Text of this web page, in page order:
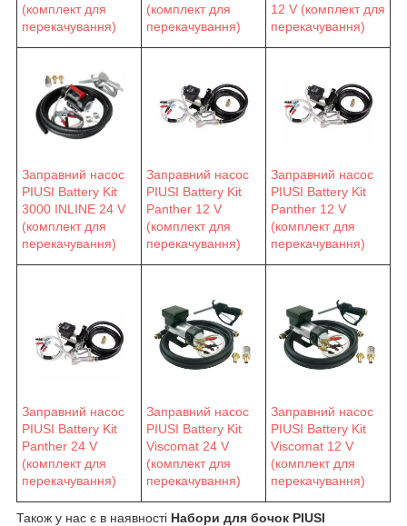
(комплект для
перекачування)
(комплект для
перекачування)
12 V (комплект для
перекачування)
Заправний насос
PIUSI Battery Kit
3000 INLINE 24 V
(комплект для
перекачування)
Заправний насос
PIUSI Battery Kit
Panther 12 V
(комплект для
перекачування)
Заправний насос
PIUSI Battery Kit
Panther 12 V
(комплект для
перекачування)
Заправний насос
PIUSI Battery Kit
Panther 24 V
(комплект для
перекачування)
Заправний насос
PIUSI Battery Kit
Viscomat 24 V
(комплект для
перекачування)
Заправний насос
PIUSI Battery Kit
Viscomat 12 V
(комплект для
перекачування)
Також у нас є в наявності Набори для бочок PIUSI